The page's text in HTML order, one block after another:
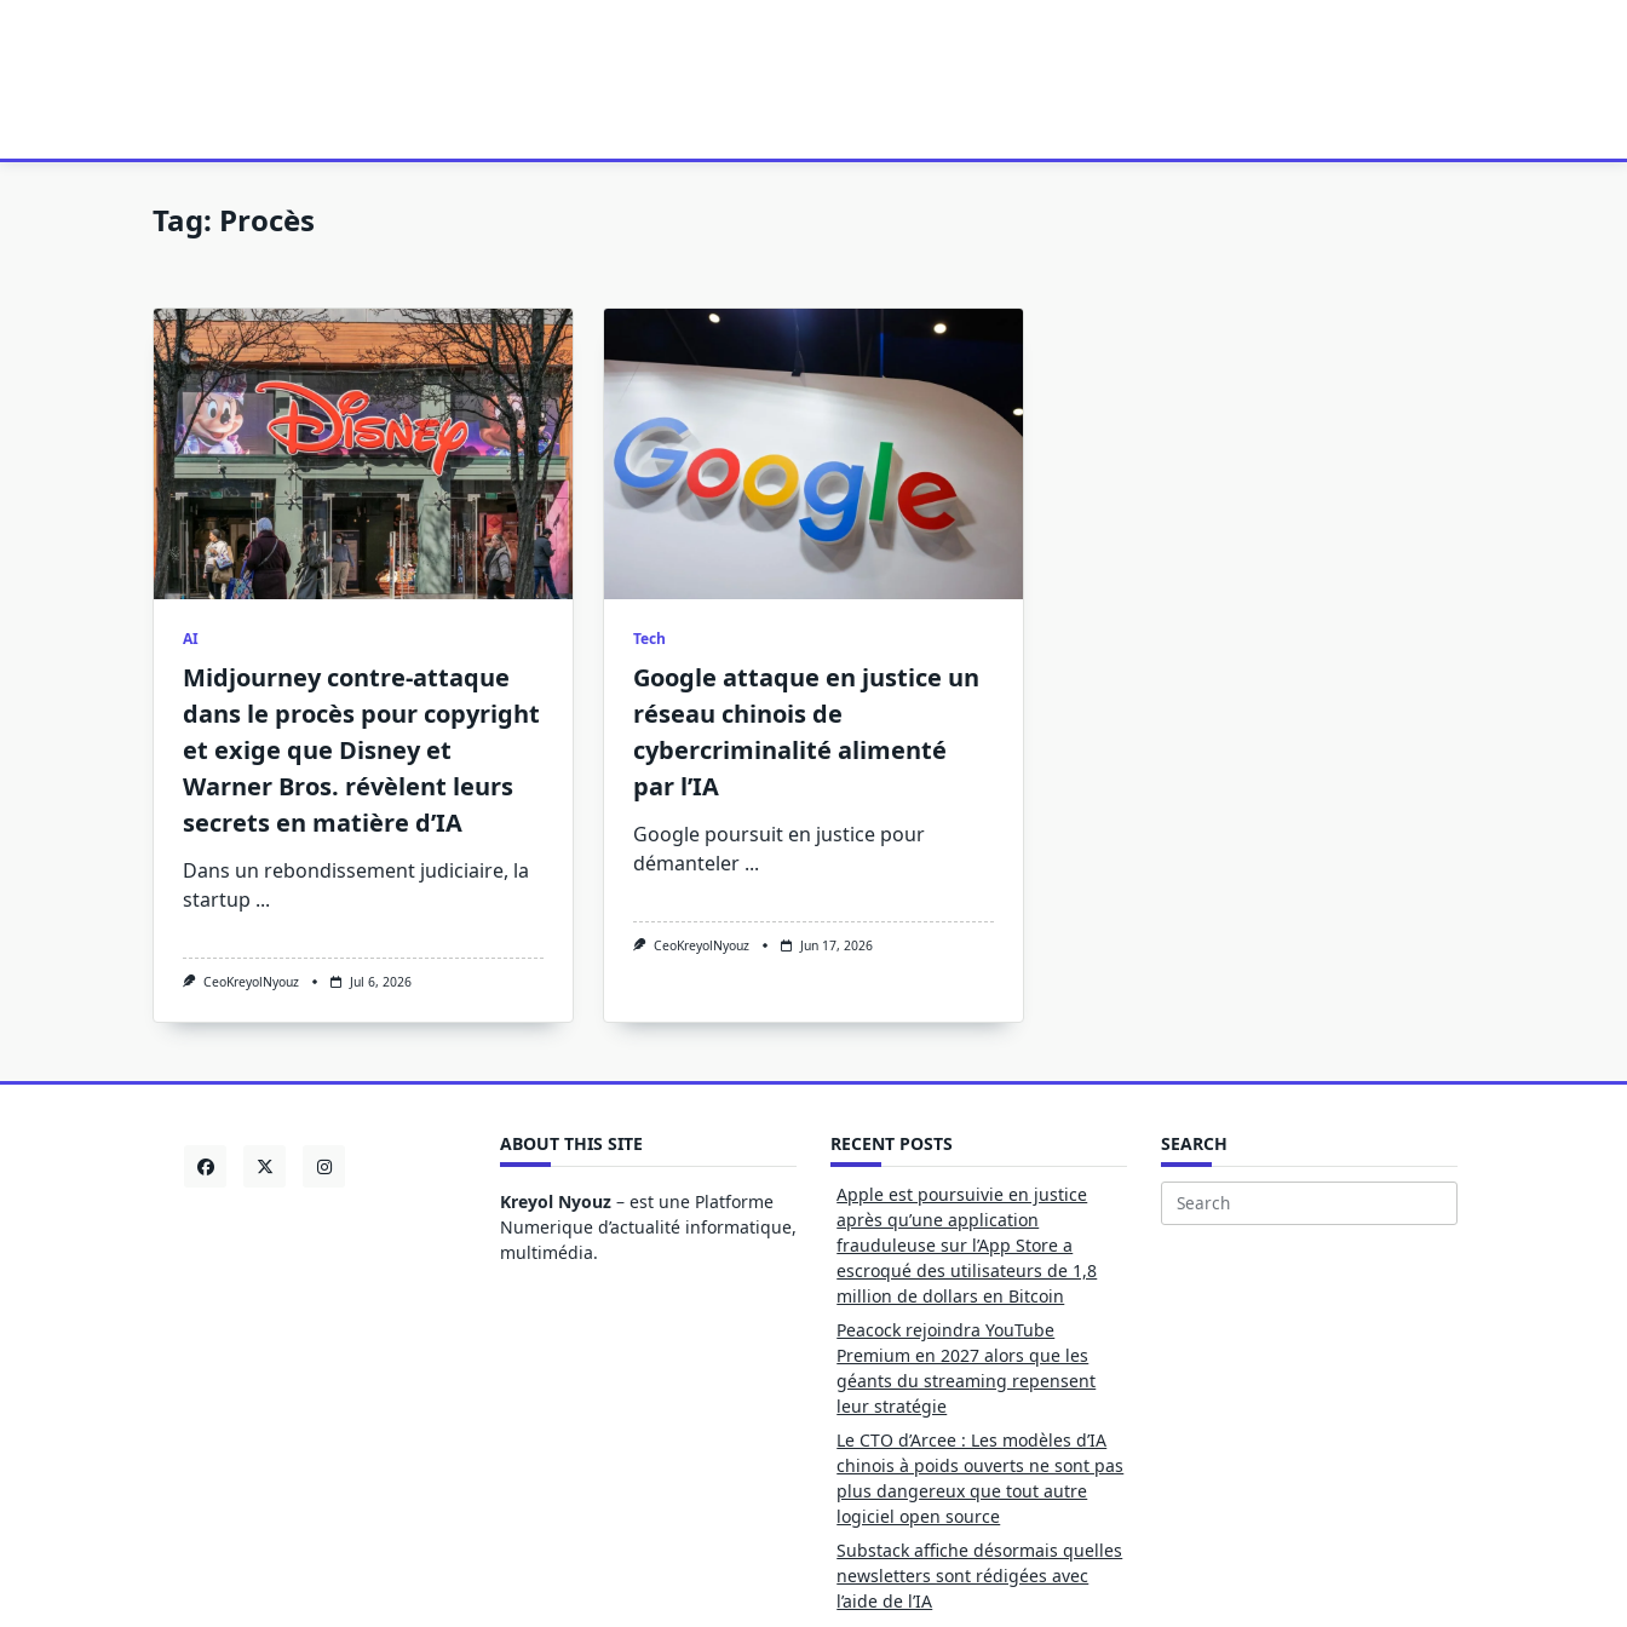
Tag: Procès
AI
Midjourney contre-attaque
dans le procès pour copyright
et exige que Disney et
Warner Bros. révèlent leurs
secrets en matière d’IA
Dans un rebondissement judiciaire, la
startup ...
CeoKreyolNyouz Jul 6, 2026
Tech
Google attaque en justice un
réseau chinois de
cybercriminalité alimenté
par l’IA
Google poursuit en justice pour
démanteler ...
CeoKreyolNyouz Jun 17, 2026
ABOUT THIS SITE
Kreyol Nyouz – est une Platforme
Numerique d’actualité informatique,
multimédia.
RECENT POSTS
Apple est poursuivie en justice
après qu’une application
frauduleuse sur l’App Store a
escroqué des utilisateurs de 1,8
million de dollars en Bitcoin
Peacock rejoindra YouTube
Premium en 2027 alors que les
géants du streaming repensent
leur stratégie
Le CTO d’Arcee : Les modèles d’IA
chinois à poids ouverts ne sont pas
plus dangereux que tout autre
logiciel open source
Substack affiche désormais quelles
newsletters sont rédigées avec
l’aide de l’IA
SEARCH
Search